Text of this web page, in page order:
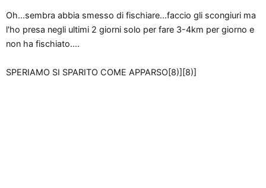
n
e
Oh...sembra abbia smesso di fischiare...faccio gli scongiuri ma
l'ho presa negli ultimi 2 giorni solo per fare 3-4km per giorno e
non ha fischiato....
SPERIAMO SI SPARITO COME APPARSO[8)][8)]